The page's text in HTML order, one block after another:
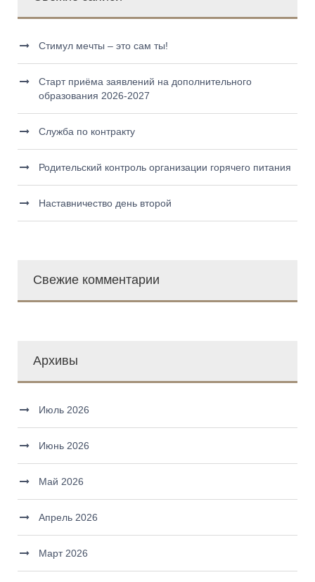
Стимул мечты – это сам ты!
Старт приёма заявлений на дополнительного
образования 2026-2027
Служба по контракту
Родительский контроль организации горячего питания
Наставничество день второй
Свежие комментарии
Архивы
Июль 2026
Июнь 2026
Май 2026
Апрель 2026
Март 2026